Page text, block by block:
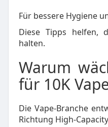
Für bessere Hygiene
Diese Tipps helfen,
halten.
Warum
für 10K
Die Vape-Branche
Richtung High-